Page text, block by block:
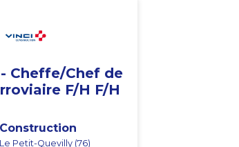
Cheffe/Chef de
F/H F/H
Petit-Quevilly (76)